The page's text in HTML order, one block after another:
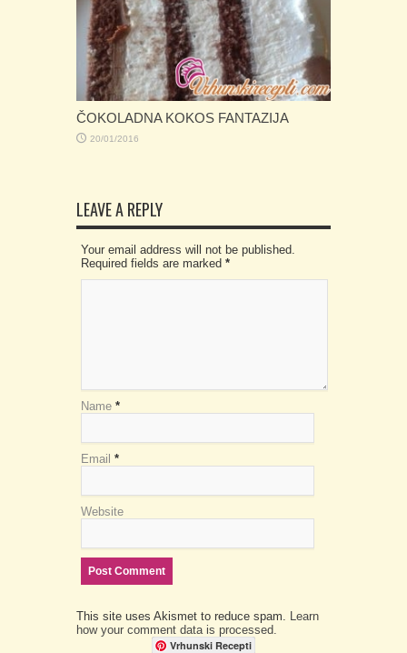
ČOKOLADNA KOKOS FANTAZIJA
20/01/2016
LEAVE A REPLY
Your email address will not be published.
Required fields are marked *
Name *
Email *
Website
This site uses Akismet to reduce spam. Learn
how your comment data is processed.
Vrhunski Recepti